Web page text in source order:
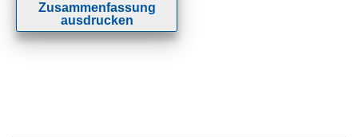
Zusammenfassung
ausdrucken